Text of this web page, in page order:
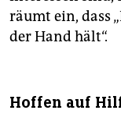
räumt ein, dass
der Hand hält“.
Hoffen auf